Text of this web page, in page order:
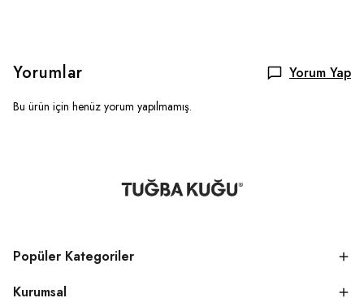
Yorumlar Yorum Yap
Bu ürün için henüz yorum yapılmamış.
Popüler Kategoriler
Kurumsal